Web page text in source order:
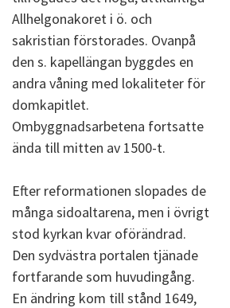
Allhelgonakoret i ö. och
sakristian förstorades. Ovanpå
den s. kapellängan byggdes en
andra våning med lokaliteter för
domkapitlet.
Ombyggnadsarbetena fortsatte
ända till mitten av 1500-t.
Efter reformationen slopades de
många sidoaltarena, men i övrigt
stod kyrkan kvar oförändrad.
Den sydvästra portalen tjänade
fortfarande som huvudingång.
En ändring kom till stånd 1649,